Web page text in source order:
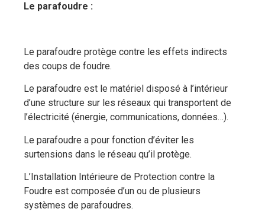
Le parafoudre :
Le parafoudre protège contre les effets indirects
des coups de foudre.
Le parafoudre est le matériel disposé à l’intérieur
d’une structure sur les réseaux qui transportent de
l’électricité (énergie, communications, données…).
Le parafoudre a pour fonction d’éviter les
surtensions dans le réseau qu’il protège.
L’Installation Intérieure de Protection contre la
Foudre est composée d’un ou de plusieurs
systèmes de parafoudres.